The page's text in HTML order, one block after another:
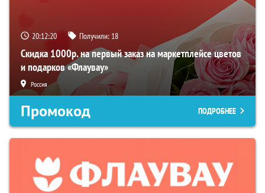
20:12:19 Получили: 18
Скидка 1000р. на первый заказ на маркетплейсе цветов
и подарков «Флаувау»
Россия
Промокод ПОДРОБНЕЕ